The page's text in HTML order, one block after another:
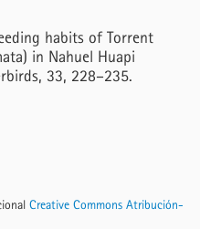
habits of Torrent
in Nahuel Huapi
33, 228–235.
Creative Commons Atribución-